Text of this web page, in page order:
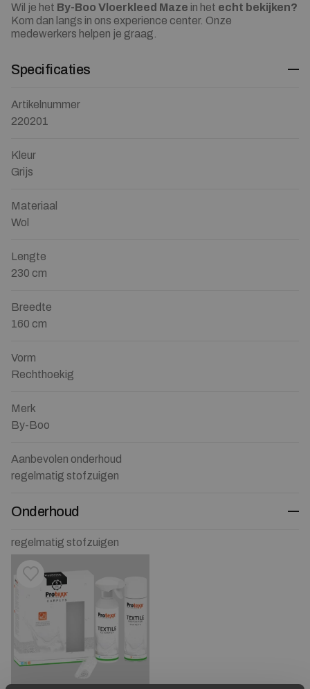
Wil je het By-Boo Vloerkleed Maze in het echt bekijken?
Kom dan langs in ons experience center. Onze
medewerkers helpen je graag.
Specificaties
Artikelnummer
220201
Kleur
Grijs
Materiaal
Wol
Lengte
230 cm
Breedte
160 cm
Vorm
Rechthoekig
Merk
By-Boo
Aanbevolen onderhoud
regelmatig stofzuigen
Onderhoud
regelmatig stofzuigen
Toevoegen aan verlanglijstje
Verwijderen van verlanglijst